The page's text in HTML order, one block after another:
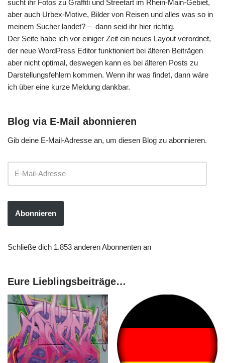
sucht ihr Fotos zu Graffiti und Streetart im Rhein-Main-Gebiet,
aber auch Urbex-Motive, Bilder von Reisen und alles was so in
meinem Sucher landet? – dann seid ihr hier richtig.
Der Seite habe ich vor einiger Zeit ein neues Layout verordnet,
der neue WordPress Editor funktioniert bei älteren Beiträgen
aber nicht optimal, deswegen kann es bei älteren Posts zu
Darstellungsfehlern kommen. Wenn ihr was findet, dann wäre
ich über eine kurze Meldung dankbar.
Blog via E-Mail abonnieren
Gib deine E-Mail-Adresse an, um diesen Blog zu abonnieren.
Abonnieren
Schließe dich 1.853 anderen Abonnenten an
Eure Lieblingsbeiträge…